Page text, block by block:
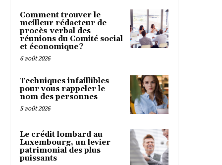
Comment trouver le
meilleur rédacteur de
procès-verbal des
réunions du Comité social
et économique ?
6 août 2026
Techniques infaillibles
pour vous rappeler le
nom des personnes
5 août 2026
Le crédit lombard au
Luxembourg, un levier
patrimonial des plus
puissants